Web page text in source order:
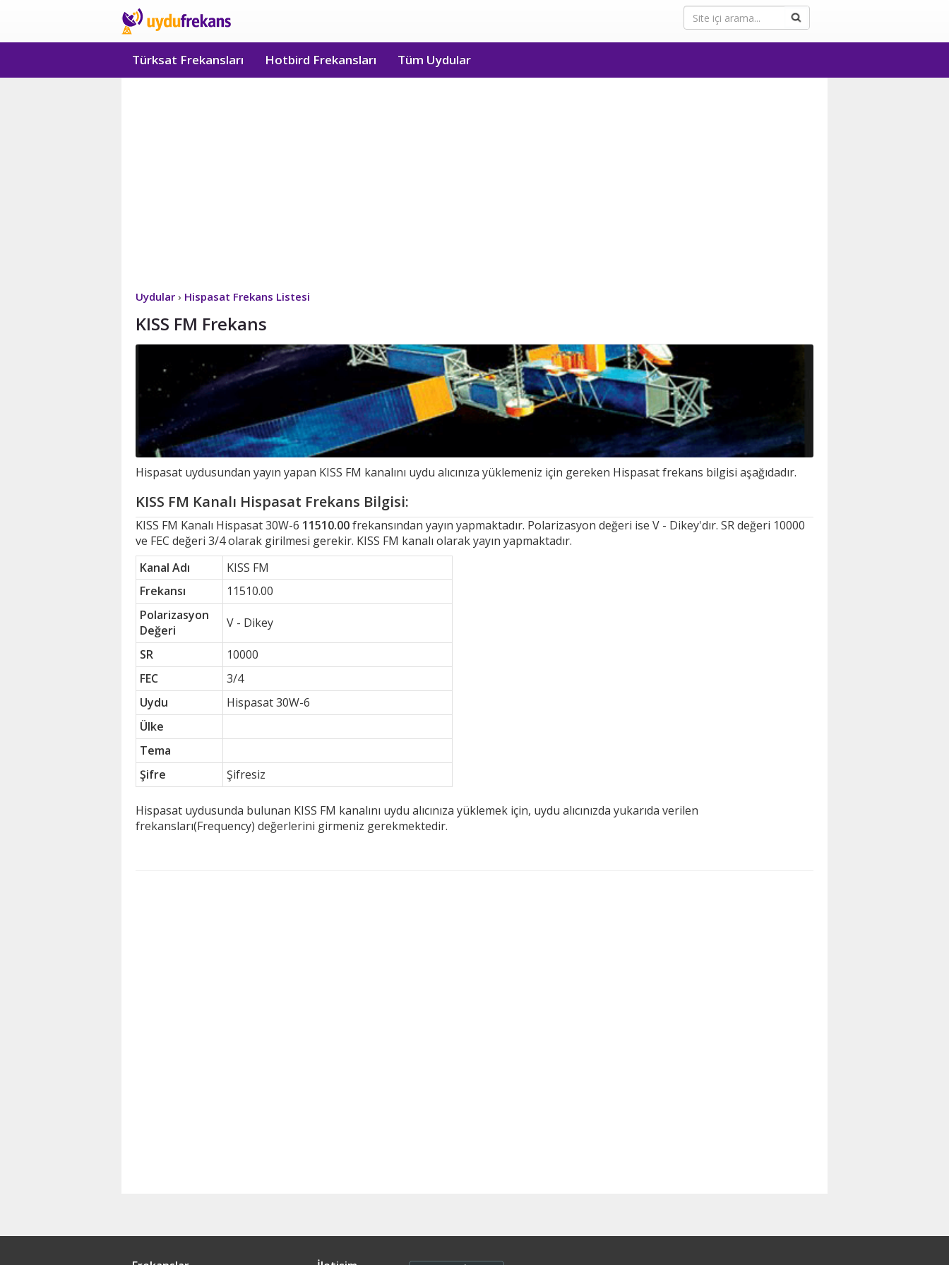
Türksat Frekansları Hotbird Frekansları Tüm Uydular
Uydular › Hispasat Frekans Listesi
KISS FM Frekans
Hispasat uydusundan yayın yapan KISS FM kanalını uydu alıcınıza yüklemeniz için gereken Hispasat frekans bilgisi aşağıdadır.
KISS FM Kanalı Hispasat Frekans Bilgisi:
KISS FM Kanalı Hispasat 30W-6 11510.00frekansından yayın yapmaktadır. Polarizasyon değeri ise V - Dikey'dır. SR değeri 10000
ve FEC değeri 3/4 olarak girilmesi gerekir. KISS FM kanalı olarak yayın yapmaktadır.
Kanal Adı
KISS FM
Frekansı
11510.00
Polarizasyon
Değeri
V - Dikey
SR
10000
FEC
3/4
Uydu
Hispasat 30W-6
Ülke
Tema
Şifre
Şifresiz
Hispasat uydusunda bulunan KISS FM kanalını uydu alıcınıza yüklemek için, uydu alıcınızda yukarıda verilen
frekansları(Frequency) değerlerini girmeniz gerekmektedir.